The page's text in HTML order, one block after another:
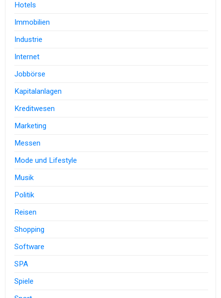
Hotels
Immobilien
Industrie
Internet
Jobbörse
Kapitalanlagen
Kreditwesen
Marketing
Messen
Mode und Lifestyle
Musik
Politik
Reisen
Shopping
Software
SPA
Spiele